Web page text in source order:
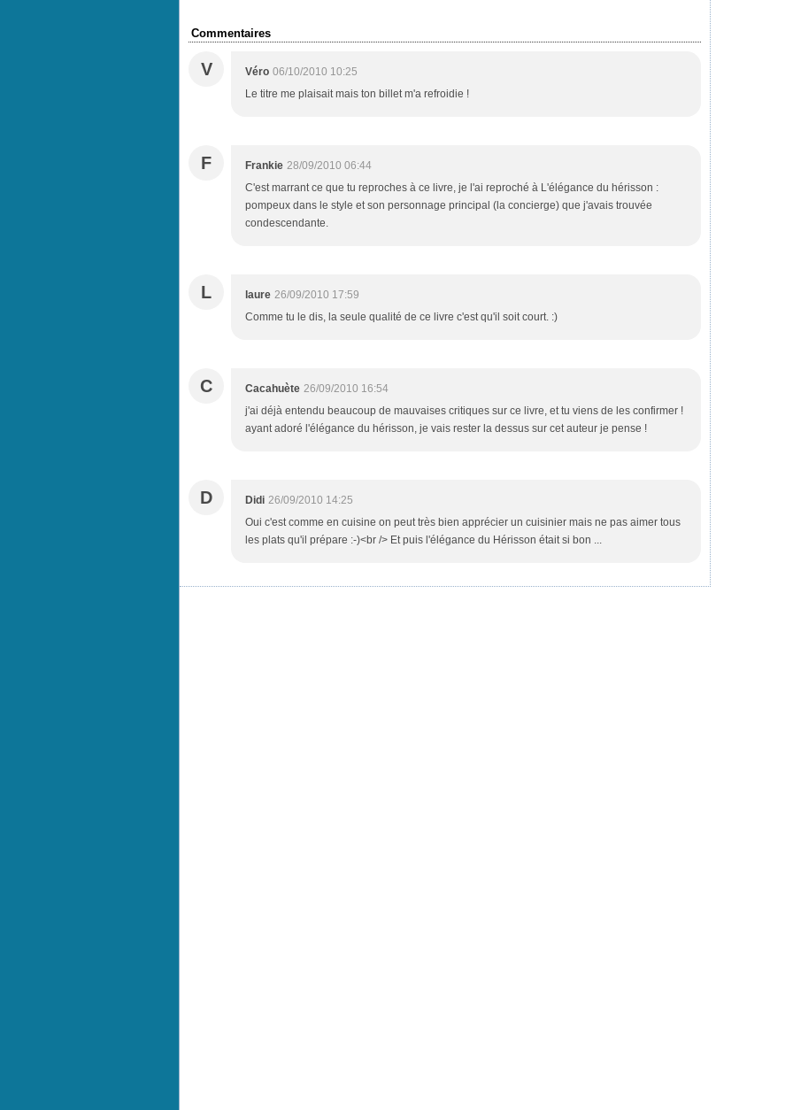
Commentaires
V Véro 06/10/2010 10:25
Le titre me plaisait mais ton billet m'a refroidie !
F Frankie 28/09/2010 06:44
C'est marrant ce que tu reproches à ce livre, je l'ai reproché à L'élégance du hérisson :
pompeux dans le style et son personnage principal (la concierge) que j'avais trouvée
condescendante.
L laure 26/09/2010 17:59
Comme tu le dis, la seule qualité de ce livre c'est qu'il soit court. :)
C Cacahuète 26/09/2010 16:54
j'ai déjà entendu beaucoup de mauvaises critiques sur ce livre, et tu viens de les confirmer !
ayant adoré l'élégance du hérisson, je vais rester la dessus sur cet auteur je pense !
D Didi 26/09/2010 14:25
Oui c'est comme en cuisine on peut très bien apprécier un cuisinier mais ne pas aimer tous
les plats qu'il prépare :-)<br /> Et puis l'élégance du Hérisson était si bon ...